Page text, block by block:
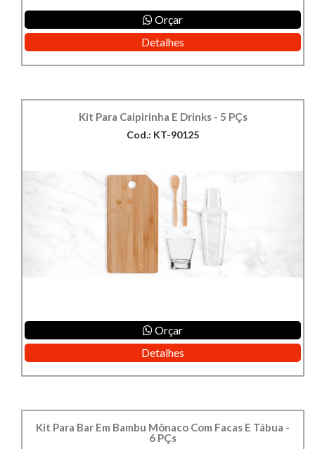
Orçar
Detalhes
Kit Para Caipirinha E Drinks - 5 PÇs
Cod.: KT-90125
Orçar
Detalhes
Kit Para Bar Em Bambu Mônaco Com Facas E Tábua -
6 PÇs